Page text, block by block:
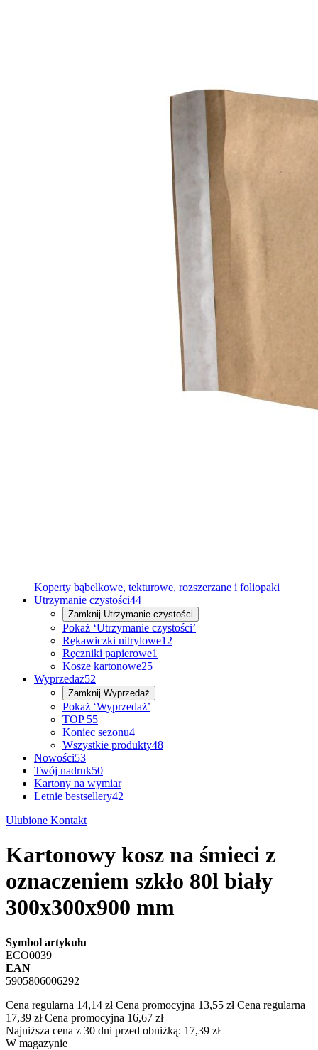
Koperty bąbelkowe, tekturowe, rozszerzane i foliopaki
Utrzymanie czystości44
Zamknij Utrzymanie czystości
Pokaż ‘Utrzymanie czystości’
Rękawiczki nitrylowe12
Ręczniki papierowe1
Kosze kartonowe25
Wyprzedaż52
Zamknij Wyprzedaż
Pokaż ‘Wyprzedaż’
TOP 55
Koniec sezonu4
Wszystkie produkty48
Nowości53
Twój nadruk50
Kartony na wymiar
Letnie bestsellery42
Ulubione Kontakt
Kartonowy kosz na śmieci z
oznaczeniem szkło 80l biały
300x300x900 mm
Symbol artykułu
ECO0039
EAN
5905806006292
Cena regularna 14,14 zł Cena promocyjna 13,55 zł Cena regularna
17,39 zł Cena promocyjna 16,67 zł
Najniższa cena z 30 dni przed obniżką: 17,39 zł
W magazynie